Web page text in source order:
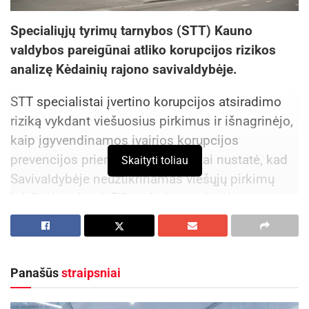
Specialiųjų tyrimų tarnybos (STT) Kauno
valdybos pareigūnai atliko korupcijos rizikos
analizę Kėdainių rajono savivaldybėje.
STT specialistai įvertino korupcijos atsiradimo
riziką vykdant viešuosius pirkimus ir išnagrinėjo,
kaip įgyvendinamos įvairios korupcijos
prevencijos priemonės. Pareigūnai nustatė, kad
Savivaldybėje neužtikrinamas viešųjų pirkimų
inicijavimo ir priežiūros bei organizavimo
funkcijų atskyrimas, o tai didina korupcijos
atsiradimo galimybes.
Aktualios naujienos
Skaityti toliau
Panašūsstraipsniai